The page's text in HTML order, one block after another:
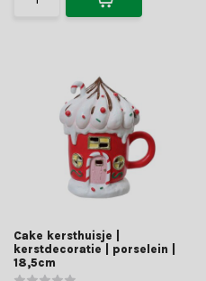
Cake kersthuisje |
kerstdecoratie | porselein |
18,5cm